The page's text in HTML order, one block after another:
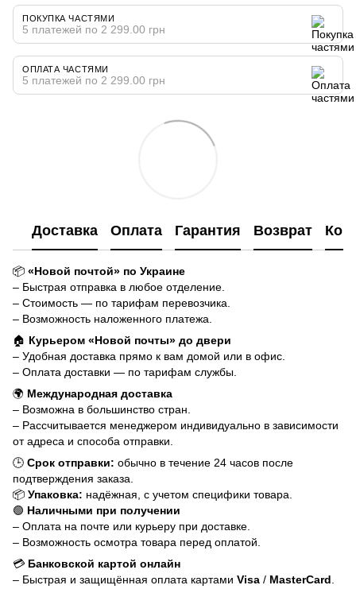
ПОКУПКА ЧАСТЯМИ
5 платежей по 2 299.00 грн
ОПЛАТА ЧАСТЯМИ
5 платежей по 2 299.00 грн
Доставка Оплата Гарантия Возврат
📦 «Новой почтой» по Украине
– Быстрая отправка в любое отделение.
– Стоимость — по тарифам перевозчика.
– Возможность наложенного платежа.
🏠 Курьером «Новой почты» до двери
– Удобная доставка прямо к вам домой или в офис.
– Оплата доставки — по тарифам службы.
🌍 Международная доставка
– Возможна в большинство стран.
– Рассчитывается менеджером индивидуально в зависимости
от адреса и способа отправки.
🕒 Срок отправки: обычно в течение 24 часов после
подтверждения заказа.
📦 Упаковка: надёжная, с учетом специфики товара.
🟢 Наличными при получении
– Оплата на почте или курьеру при доставке.
– Возможность осмотра товара перед оплатой.
💳 Банковской картой онлайн
– Быстрая и защищённая оплата картами Visa / MasterCard